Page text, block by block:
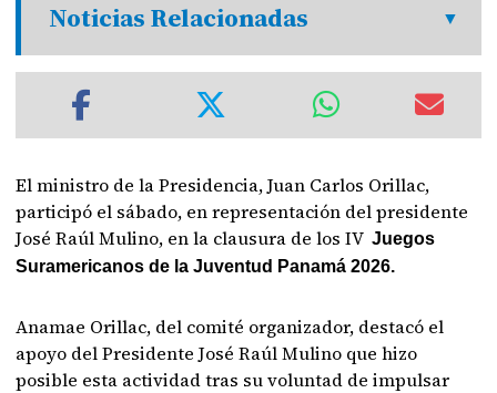
Noticias Relacionadas
El ministro de la Presidencia, Juan Carlos Orillac,
participó el sábado, en representación del presidente
José Raúl Mulino, en la clausura de los IV Juegos
Suramericanos de la Juventud Panamá 2026.
Anamae Orillac, del comité organizador, destacó el
apoyo del Presidente José Raúl Mulino que hizo
posible esta actividad tras su voluntad de impulsar